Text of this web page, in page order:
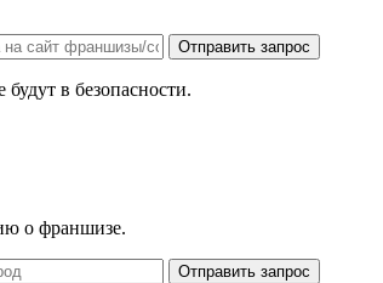
Отправить запрос
в безопасности.
о франшизе.
Отправить запрос